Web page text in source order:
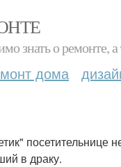
знать о
дома
посетительнице
в драку.